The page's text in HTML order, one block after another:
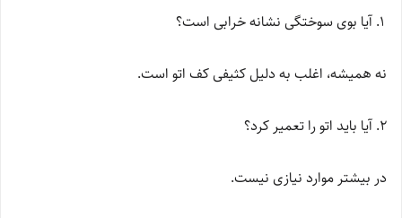
آیا بوی سوختگی نشانه خرابی است؟
نه همیشه، اغلب به دلیل کثیفی کف اتو است.
آیا باید اتو را تعمیر کرد؟
در بیشتر موارد نیازی نیست.